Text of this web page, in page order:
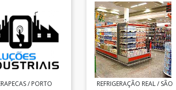
/ PORTO
REFRIGERAÇÃO REAL / SÃO